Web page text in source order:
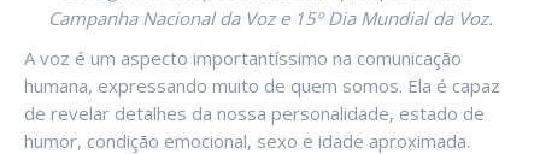
Campanha Nacional da Voz e 15º Dia Mundial da Voz.
A voz é um aspecto importantíssimo na comunicação
humana, expressando muito de quem somos. Ela é capaz
de revelar detalhes da nossa personalidade, estado de
humor, condição emocional, sexo e idade aproximada.